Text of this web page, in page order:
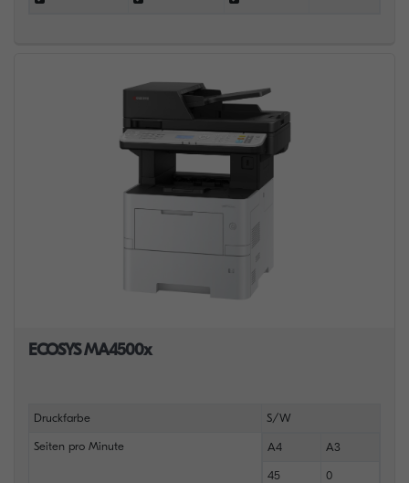
ECOSYS MA4500x
Druckfarbe S/W
Seiten pro Minute A4 A3
45 0